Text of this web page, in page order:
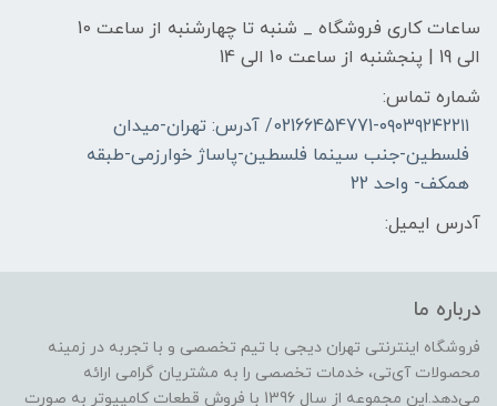
ساعات کاری فروشگاه _ شنبه تا چهارشنبه از ساعت 10
الی 19 | پنجشنبه از ساعت 10 الی 14
شماره تماس:
02166454771-۰۹۰۳۹۲۴۲۲۱۱/ آدرس: تهران-میدان
فلسطین-جنب سینما فلسطین-پاساژ خوارزمی-طبقه
همکف- واحد 22
آدرس ایمیل:
درباره ما
فروشگاه اینترنتی تهران دیجی با تیم تخصصی و با تجربه در زمینه
محصولات آی‌تی، خدمات تخصصی را به مشتریان گرامی ارائه
می‌دهد.این مجموعه از سال 1396 با فروش قطعات کامپیوتر به صورت